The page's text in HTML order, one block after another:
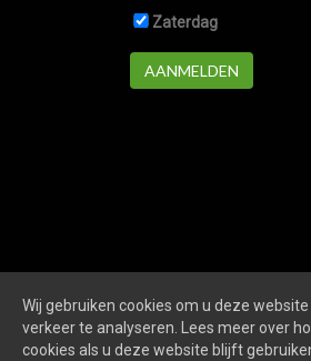
Zaterdag
AANMELDEN
Marktennieuwegein.nlis
Wij gebruiken cookies om u deze
verkeer te analyseren. Lees meer over
cookies als u deze website blijft